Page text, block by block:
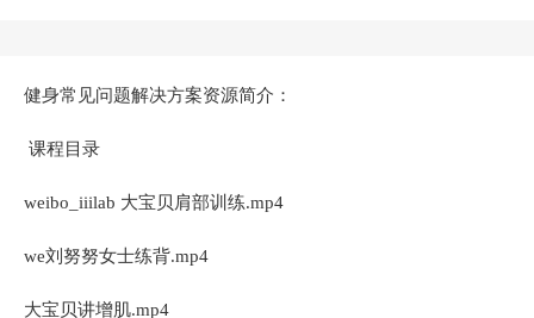
健身常见问题解决方案资源简介：
课程目录
weibo_iiilab 大宝贝肩部训练.mp4
we刘努努女士练背.mp4
大宝贝讲增肌.mp4